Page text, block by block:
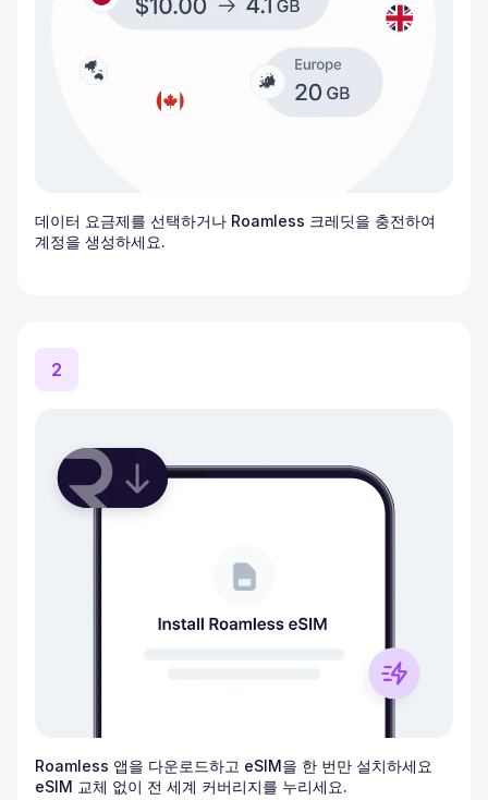
데이터 요금제를 선택하거나 Roamless 크레딧을 충전하여
계정을 생성하세요.
2
Roamless 앱을 다운로드하고 eSIM을 한 번만 설치하세요
eSIM 교체 없이 전 세계 커버리지를 누리세요.